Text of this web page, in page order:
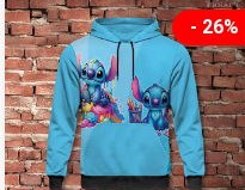
- 26%